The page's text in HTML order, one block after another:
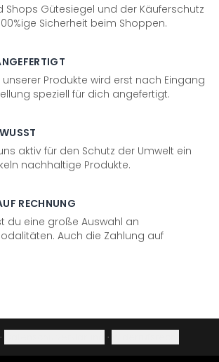
Shops Gütesiegel und der Käuferschutz
Sicherheit beim Shoppen.
unserer Produkte wird erst nach Eingang
speziell für dich angefertigt.
aktiv für den Schutz der Umwelt ein
nachhaltige Produkte.
RECHNUNG
du eine große Auswahl an
Auch die Zahlung auf
· ·